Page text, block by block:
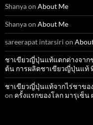
Shanyaon About Me
Shanyaon About Me
sareerapat intarsiri on
ชาเขียวญี่ปุ่นแท้แตกต่างจาก
ต้น การผลิตชาเขียวญี่ปุ่นแท้
ชาเขียวญี่ปุ่นแท้จากไร่ชาขอ
on ครั้งแรกของโลก มารุเซ็